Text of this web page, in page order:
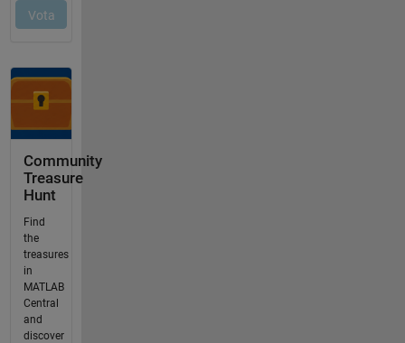
Community
Treasure
Hunt
Find
the
treasures
in
MATLAB
Central
and
discover